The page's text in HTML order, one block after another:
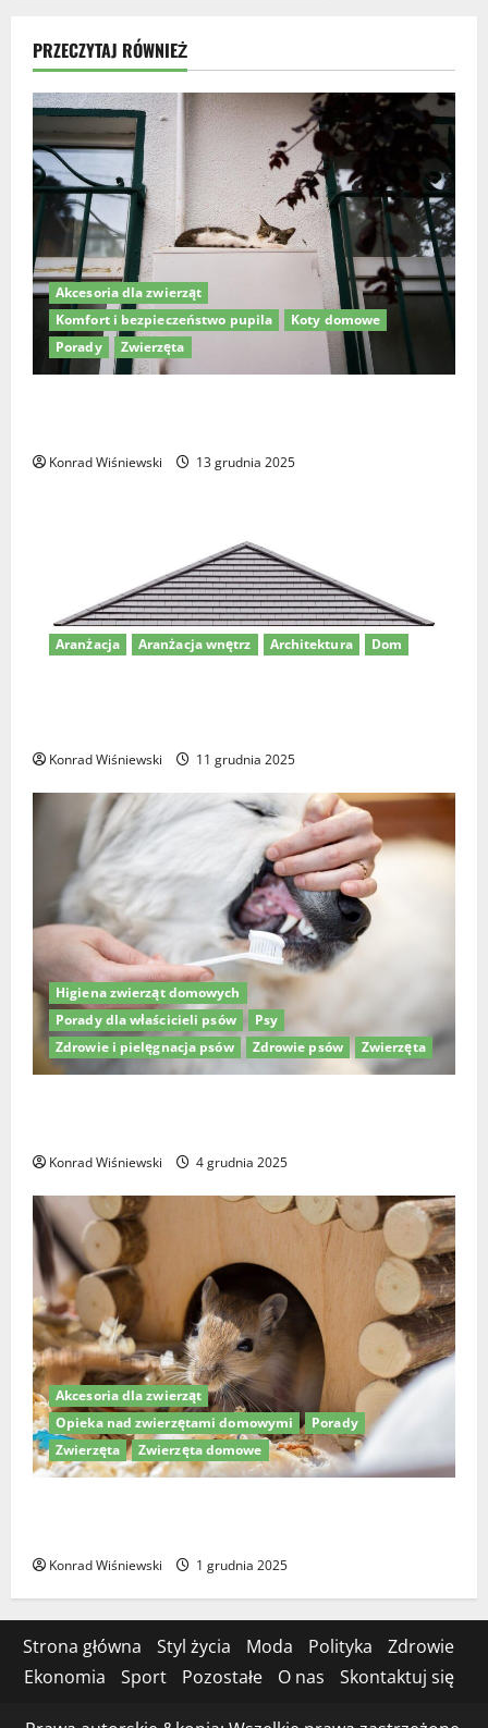
PRZECZYTAJ RÓWNIEŻ
Akcesoria dla zwierząt
Komfort i bezpieczeństwo pupila
Koty domowe
Porady
Zwierzęta
Konrad Wiśniewski 13 grudnia 2025
Aranżacja Aranżacja wnętrz Architektura Dom
Konrad Wiśniewski 11 grudnia 2025
Higiena zwierząt domowych
Porady dla właścicieli psów
Psy
Zdrowie i pielęgnacja psów
Zdrowie psów Zwierzęta
Konrad Wiśniewski 4 grudnia 2025
Akcesoria dla zwierząt
Opieka nad zwierzętami domowymi
Porady
Zwierzęta
Zwierzęta domowe
Konrad Wiśniewski 1 grudnia 2025
Strona główna Styl życia Moda Polityka
Zdrowie
Ekonomia
Sport Pozostałe O nas Skontaktuj się